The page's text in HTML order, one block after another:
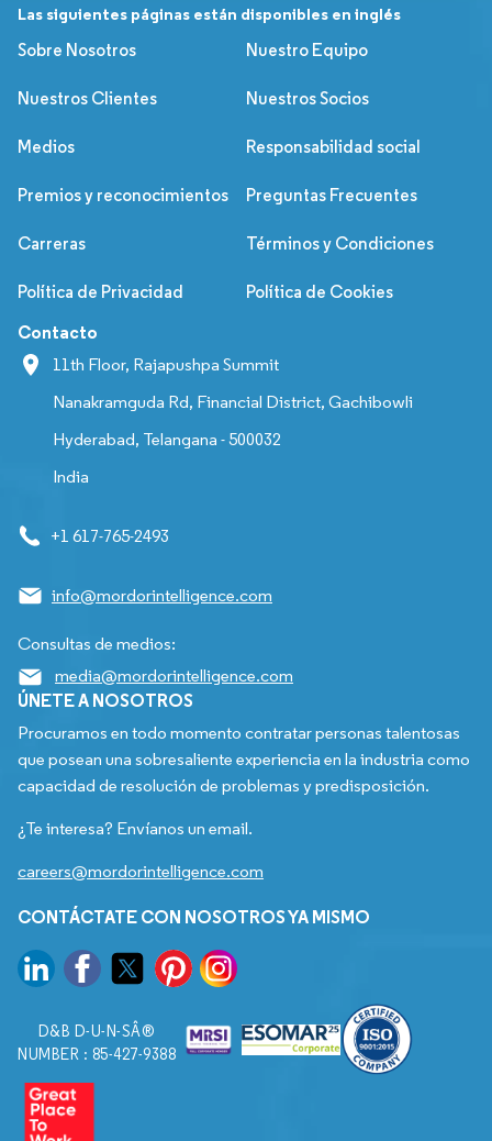
Las siguientes páginas están disponibles en inglés
Sobre Nosotros
Nuestro Equipo
Nuestros Clientes Nuestros Socios
Medios Responsabilidad social
Premios y reconocimientos Preguntas Frecuentes
Carreras Términos y Condiciones
Política de Privacidad Política de Cookies
Contacto
11th Floor, Rajapushpa Summit
Nanakramguda Rd, Financial District, Gachibowli
Hyderabad, Telangana - 500032
India
+1 617-765-2493
info@mordorintelligence.com
Consultas de medios:
media@mordorintelligence.com
ÚNETE A NOSOTROS
Procuramos en todo momento contratar personas talentosas
que posean una sobresaliente experiencia en la industria como
capacidad de resolución de problemas y predisposición.
¿Te interesa? Envíanos un email.
careers@mordorintelligence.com
CONTÁCTATE CON NOSOTROS YA MISMO
D&B D-U-N-SÂ®
NUMBER : 85-427-9388